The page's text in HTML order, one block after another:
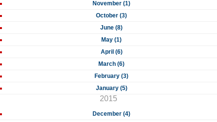
November (1)
October (3)
June (8)
May (1)
April (6)
March (6)
February (3)
January (5)
2015
December (4)